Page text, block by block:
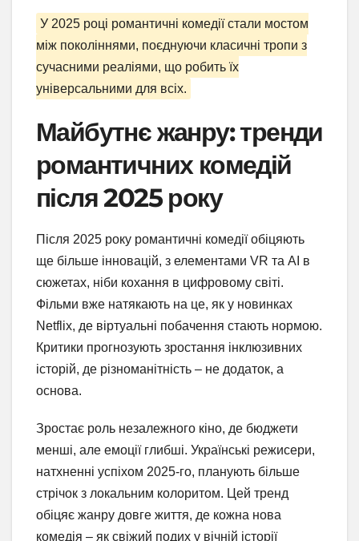
У 2025 році романтичні комедії стали мостом
між поколіннями, поєднуючи класичні тропи з
сучасними реаліями, що робить їх
універсальними для всіх.
Майбутнє жанру: тренди
романтичних комедій
після 2025 року
Після 2025 року романтичні комедії обіцяють
ще більше інновацій, з елементами VR та AI в
сюжетах, ніби кохання в цифровому світі.
Фільми вже натякають на це, як у новинках
Netflix, де віртуальні побачення стають нормою.
Критики прогнозують зростання інклюзивних
історій, де різноманітність – не додаток, а
основа.
Зростає роль незалежного кіно, де бюджети
менші, але емоції глибші. Українські режисери,
натхненні успіхом 2025-го, планують більше
стрічок з локальним колоритом. Цей тренд
обіцяє жанру довге життя, де кожна нова
комедія – як свіжий подих у вічній історії